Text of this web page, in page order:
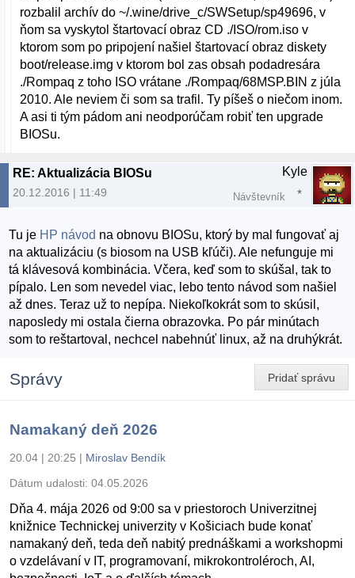
rozbalil archív do ~/.wine/drive_c/SWSetup/sp49696, v
ňom sa vyskytol štartovací obraz CD ./ISO/rom.iso v
ktorom som po pripojení našiel štartovací obraz diskety
boot/release.img v ktorom bol zas obsah podadresára
./Rompaq z toho ISO vrátane ./Rompaq/68MSP.BIN z júla
2010. Ale neviem či som sa trafil. Ty píšeš o niečom inom.
A asi ti tým pádom ani neodporúčam robiť ten upgrade
BIOSu.
RE: Aktualizácia BIOSu
20.12.2016 | 11:49
Kyle
Návštevník
Tu je HP návod na obnovu BIOSu, ktorý by mal fungovať aj
na aktualizáciu (s biosom na USB kľúči). Ale nefunguje mi
tá klávesová kombinácia. Včera, keď som to skúšal, tak to
pípalo. Len som nevedel viac, lebo tento návod som našiel
až dnes. Teraz už to nepípa. Niekoľkokrát som to skúsil,
naposledy mi ostala čierna obrazovka. Po pár minútach
som to reštartoval, nechcel nabehnúť linux, až na druhýkrát.
Pridať správu
Správy
Namakaný deň 2026
20.04 | 20:25 | Miroslav Bendík
Dátum udalosti: 04.05.2026
Dňa 4. mája 2026 od 9:00 sa v priestoroch Univerzitnej
knižnice Technickej univerzity v Košiciach bude konať
namakaný deň, teda deň nabitý prednáškami a workshopmi
o vzdelávaní v IT, programovaní, mikrokontroléroch, AI,